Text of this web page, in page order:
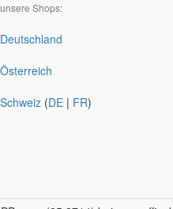
unsere Shops:
Deutschland
Österreich
Schweiz (DE | FR)